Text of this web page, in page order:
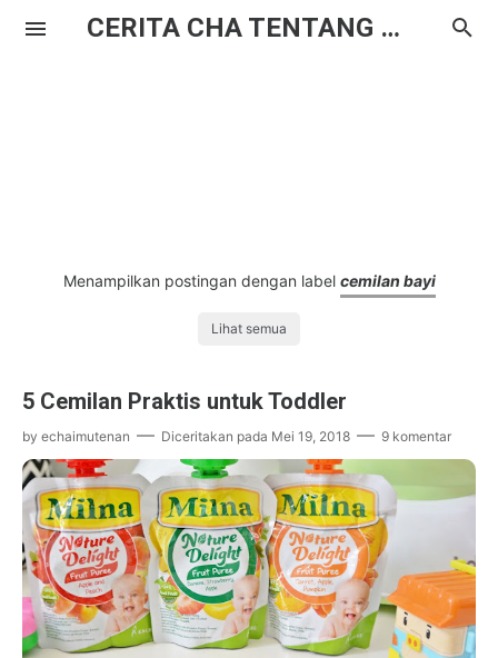
CERITA CHA TENTANG HAL BIASA
Menampilkan postingan dengan label cemilan bayi
Lihat semua
5 Cemilan Praktis untuk Toddler
by echaimutenan Diceritakan pada Mei 19, 2018 9 komentar